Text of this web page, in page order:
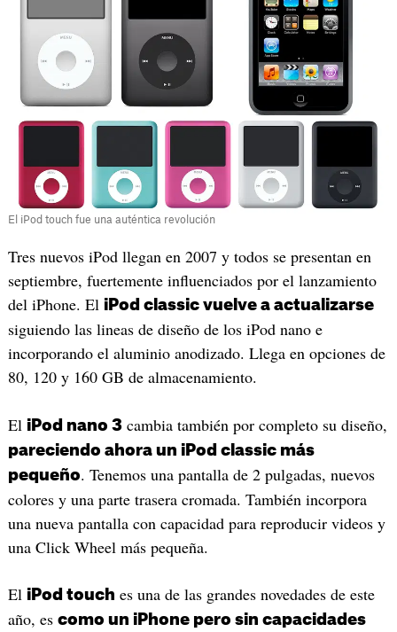
El iPod touch fue una auténtica revolución
Tres nuevos iPod llegan en 2007 y todos se presentan en
septiembre, fuertemente influenciados por el lanzamiento
del iPhone. El iPod classic vuelve a actualizarse
siguiendo las lineas de diseño de los iPod nano e
incorporando el aluminio anodizado. Llega en opciones de
80, 120 y 160 GB de almacenamiento.
El iPod nano 3cambia también por completo su diseño,
pareciendo ahora un iPod classic más
pequeño. Tenemos una pantalla de 2 pulgadas, nuevos
colores y una parte trasera cromada. También incorpora
una nueva pantalla con capacidad para reproducir videos y
una Click Wheel más pequeña.
El iPod touch es una de las grandes novedades de este
año, es como un iPhone pero sin capacidades